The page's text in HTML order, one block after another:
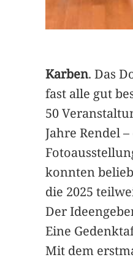
Karben. Das
fast alle gut
50
Jahre Rendel
konnten
die 2025
Der
Eine
Mit dem